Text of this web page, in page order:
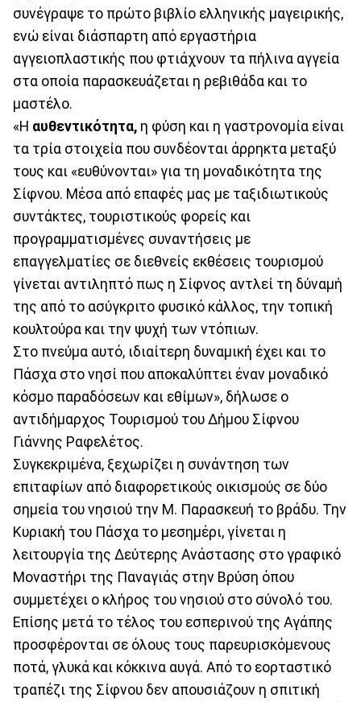
συνέγραψε το πρώτο βιβλίο ελληνικής μαγειρικής,
ενώ είναι διάσπαρτη από εργαστήρια
αγγειοπλαστικής που φτιάχνουν τα πήλινα αγγεία
στα οποία παρασκευάζεται η ρεβιθάδα και το
μαστέλο.
«Η αυθεντικότητα, η φύση και η γαστρονομία είναι
τα τρία στοιχεία που συνδέονται άρρηκτα μεταξύ
τους και «ευθύνονται» για τη μοναδικότητα της
Σίφνου. Μέσα από επαφές μας με ταξιδιωτικούς
συντάκτες, τουριστικούς φορείς και
προγραμματισμένες συναντήσεις με
επαγγελματίες σε διεθνείς εκθέσεις τουρισμού
γίνεται αντιληπτό πως η Σίφνος αντλεί τη δύναμή
της από το ασύγκριτο φυσικό κάλλος, την τοπική
κουλτούρα και την ψυχή των ντόπιων.
Στο πνεύμα αυτό, ιδιαίτερη δυναμική έχει και το
Πάσχα στο νησί που αποκαλύπτει έναν μοναδικό
κόσμο παραδόσεων και εθίμων», δήλωσε ο
αντιδήμαρχος Τουρισμού του Δήμου Σίφνου
Γιάννης Ραφελέτος.
Συγκεκριμένα, ξεχωρίζει η συνάντηση των
επιταφίων από διαφορετικούς οικισμούς σε δύο
σημεία του νησιού την Μ. Παρασκευή το βράδυ. Την
Κυριακή του Πάσχα το μεσημέρι, γίνεται η
λειτουργία της Δεύτερης Ανάστασης στο γραφικό
Μοναστήρι της Παναγιάς στην Βρύση όπου
συμμετέχει ο κλήρος του νησιού στο σύνολό του.
Επίσης μετά το τέλος του εσπερινού της Αγάπης
προσφέρονται σε όλους τους παρευρισκόμενους
ποτά, γλυκά και κόκκινα αυγά. Από το εορταστικό
τραπέζι της Σίφνου δεν απουσιάζουν η σπιτική